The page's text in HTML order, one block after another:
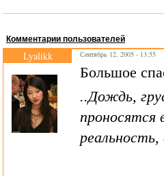
Комментарии пользователей
Lyalikk Сентябрь 12, 2005 - 13:55
Большое
..Дождь,
проносятся